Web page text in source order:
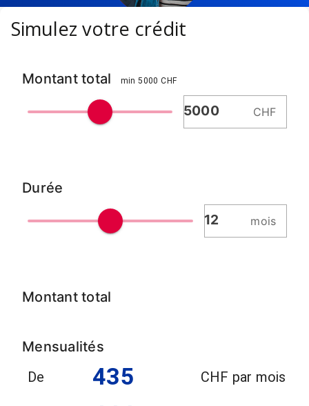
Simulez votre crédit
Montant total min 5000 CHF
CHF
Durée
mois
Montant total
Mensualités
De
435 CHF par mois